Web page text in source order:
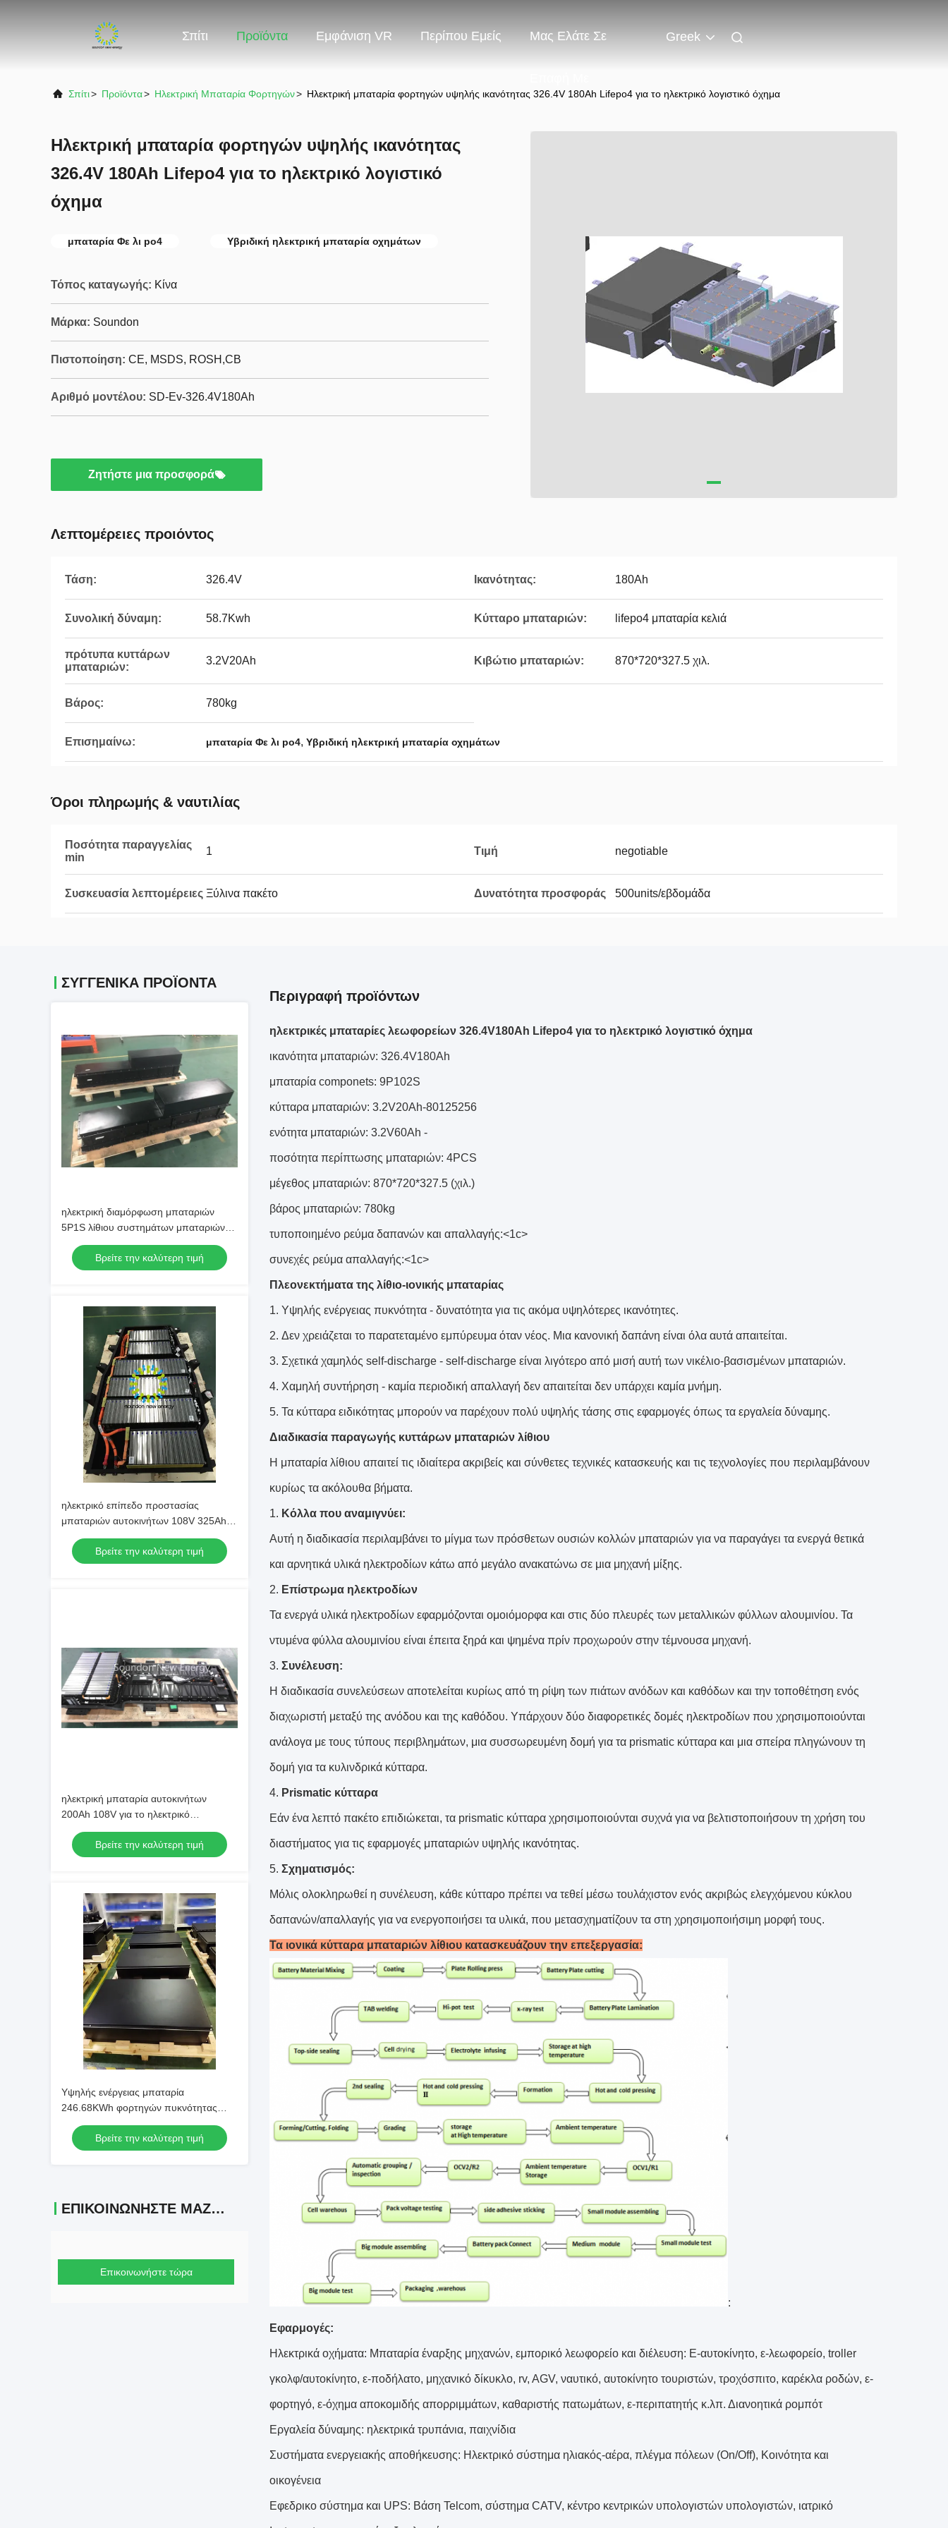
Σπίτι Προϊόντα Εμφάνιση VR Περίπου Εμείς Μας Ελάτε Σε Greek
Σπίτι> Προϊόντα> Ηλεκτρική Μπαταρία Φορτηγών> Ηλεκτρική μπαταρία φορτηγών υψηλής ικανότητας 326.4V 180Ah Lifepo4 για το ηλεκτρικό λογιστικό όχημα
Ηλεκτρική μπαταρία φορτηγών υψηλής ικανότητας
326.4V 180Ah Lifepo4 για το ηλεκτρικό λογιστικό
όχημα
μπαταρία Φε λι po4 Υβριδική ηλεκτρική μπαταρία οχημάτων
Τόπος καταγωγής: Κίνα
Μάρκα: Soundon
Πιστοποίηση: CE, MSDS, ROSH,CB
Αριθμό μοντέλου: SD-Ev-326.4V180Ah
Ζητήστε μια προσφορά
Λεπτομέρειες προιόντος
Τάση: 326.4V Ικανότητας: 180Ah
Συνολική δύναμη: 58.7Kwh Κύτταρο μπαταριών: lifepo4 μπαταρία κελιά
πρότυπα κυττάρων
μπαταριών:
3.2V20Ah Κιβώτιο μπαταριών: 870*720*327.5 χιλ.
Βάρος: 780kg
Επισημαίνω: μπαταρία Φε λι po4, Υβριδική ηλεκτρική μπαταρία οχημάτων
Όροι πληρωμής & ναυτιλίας
Ποσότητα παραγγελίας
min
1 Τιμή negotiable
Συσκευασία λεπτομέρειες Ξύλινα πακέτο Δυνατότητα προσφοράς 500units/εβδομάδα
ΣΥΓΓΕΝΙΚΆ ΠΡΟΪΌΝΤΑ
ηλεκτρική διαμόρφωση μπαταριών
5P1S λίθιου συστημάτων μπαταριών
αυτοκινήτων 345.6V 125Ah
Βρείτε την καλύτερη τιμή
ηλεκτρικό επίπεδο προστασίας
μπαταριών αυτοκινήτων 108V 325Ah
IP66, γρήγορα που φορτίζει, Rohs
Βρείτε την καλύτερη τιμή
ηλεκτρική μπαταρία αυτοκινήτων
200Ah 108V για το ηλεκτρικό
αυτοκίνητο/το με μπαταρίες όχημα
Βρείτε την καλύτερη τιμή
Υψηλής ενέργειας μπαταρία
246.68KWh φορτηγών πυκνότητας
NMC ηλεκτρική για το ηλεκτρικό βαρύ
φορτηγόΒρείτε την καλύτερη τιμή
ΕΠΙΚΟΙΝΩΝΉΣΤΕ ΜΑΖΊ ΜΑΣ
Επικοινωνήστε τώρα
Περιγραφή προϊόντων
ηλεκτρικές μπαταρίες λεωφορείων 326.4V180Ah Lifepo4 για το ηλεκτρικό λογιστικό όχημα
ικανότητα μπαταριών: 326.4V180Ah
μπαταρία componets: 9P102S
κύτταρα μπαταριών: 3.2V20Ah-80125256
ενότητα μπαταριών: 3.2V60Ah -
ποσότητα περίπτωσης μπαταριών: 4PCS
μέγεθος μπαταριών: 870*720*327.5 (χιλ.)
βάρος μπαταριών: 780kg
τυποποιημένο ρεύμα δαπανών και απαλλαγής:<1c>
συνεχές ρεύμα απαλλαγής:<1c>
Πλεονεκτήματα της λίθιο-ιονικής μπαταρίας
Υψηλής ενέργειας πυκνότητα - δυνατότητα για τις ακόμα υψηλότερες ικανότητες.
Δεν χρειάζεται το παρατεταμένο εμπύρευμα όταν νέος. Μια κανονική δαπάνη είναι όλα αυτά απαιτείται.
Σχετικά χαμηλός self-discharge - self-discharge είναι λιγότερο από μισή αυτή των νικέλιο-βασισμένων μπαταριών.
Χαμηλή συντήρηση - καμία περιοδική απαλλαγή δεν απαιτείται δεν υπάρχει καμία μνήμη.
Τα κύτταρα ειδικότητας μπορούν να παρέχουν πολύ υψηλής τάσης στις εφαρμογές όπως τα εργαλεία δύναμης.
Διαδικασία παραγωγής κυττάρων μπαταριών λίθιου
Η μπαταρία λίθιου απαιτεί τις ιδιαίτερα ακριβείς και σύνθετες τεχνικές κατασκευής και τις τεχνολογίες που περιλαμβάνουν
κυρίως τα ακόλουθα βήματα.
1. Κόλλα που αναμιγνύει:
Αυτή η διαδικασία περιλαμβάνει το μίγμα των πρόσθετων ουσιών κολλών μπαταριών για να παραγάγει τα ενεργά θετικά
και αρνητικά υλικά ηλεκτροδίων κάτω από μεγάλο ανακατώνω σε μια μηχανή μίξης.
2. Επίστρωμα ηλεκτροδίων
Τα ενεργά υλικά ηλεκτροδίων εφαρμόζονται ομοιόμορφα και στις δύο πλευρές των μεταλλικών φύλλων αλουμινίου. Τα
ντυμένα φύλλα αλουμινίου είναι έπειτα ξηρά και ψημένα πρίν προχωρούν στην τέμνουσα μηχανή.
3. Συνέλευση:
Η διαδικασία συνελεύσεων αποτελείται κυρίως από τη ρίψη των πιάτων ανόδων και καθόδων και την τοποθέτηση ενός
διαχωριστή μεταξύ της ανόδου και της καθόδου. Υπάρχουν δύο διαφορετικές δομές ηλεκτροδίων που χρησιμοποιούνται
ανάλογα με τους τύπους περιβλημάτων, μια συσσωρευμένη δομή για τα prismatic κύτταρα και μια σπείρα πληγώνουν τη
δομή για τα κυλινδρικά κύτταρα.
4. Prismatic κύτταρα
Εάν ένα λεπτό πακέτο επιδιώκεται, τα prismatic κύτταρα χρησιμοποιούνται συχνά για να βελτιστοποιήσουν τη χρήση του
διαστήματος για τις εφαρμογές μπαταριών υψηλής ικανότητας.
5. Σχηματισμός:
Μόλις ολοκληρωθεί η συνέλευση, κάθε κύτταρο πρέπει να τεθεί μέσω τουλάχιστον ενός ακριβώς ελεγχόμενου κύκλου
δαπανών/απαλλαγής για να ενεργοποιήσει τα υλικά, που μετασχηματίζουν τα στη χρησιμοποιήσιμη μορφή τους.
Τα ιονικά κύτταρα μπαταριών λίθιου κατασκευάζουν την επεξεργασία:
:
Εφαρμογές:
Ηλεκτρικά οχήματα: Μπαταρία έναρξης μηχανών, εμπορικό λεωφορείο και διέλευση: Ε-αυτοκίνητο, ε-λεωφορείο, troller
γκολφ/αυτοκίνητο, ε-ποδήλατο, μηχανικό δίκυκλο, rv, AGV, ναυτικό, αυτοκίνητο τουριστών, τροχόσπιτο, καρέκλα ροδών, ε-
φορτηγό, ε-όχημα αποκομιδής απορριμμάτων, καθαριστής πατωμάτων, ε-περιπατητής κ.λπ. Διανοητικά ρομπότ
Εργαλεία δύναμης: ηλεκτρικά τρυπάνια, παιχνίδια
Συστήματα ενεργειακής αποθήκευσης: Ηλεκτρικό σύστημα ηλιακός-αέρα, πλέγμα πόλεων (On/Off), Κοινότητα και
οικογένεια
Εφεδρικο σύστημα και UPS: Βάση Telcom, σύστημα CATV, κέντρο κεντρικών υπολογιστών υπολογιστών, ιατρικό